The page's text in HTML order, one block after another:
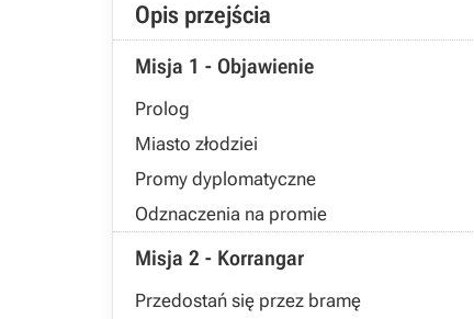
Opis przejścia
Misja 1 - Objawienie
Prolog
Miasto złodziei
Promy dyplomatyczne
Odznaczenia na promie
Misja 2 - Korrangar
Przedostań się przez bramę